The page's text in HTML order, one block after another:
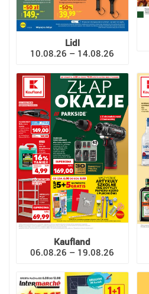
Lidl
10.08.26 – 14.08.26
Kaufland
06.08.26 – 19.08.26